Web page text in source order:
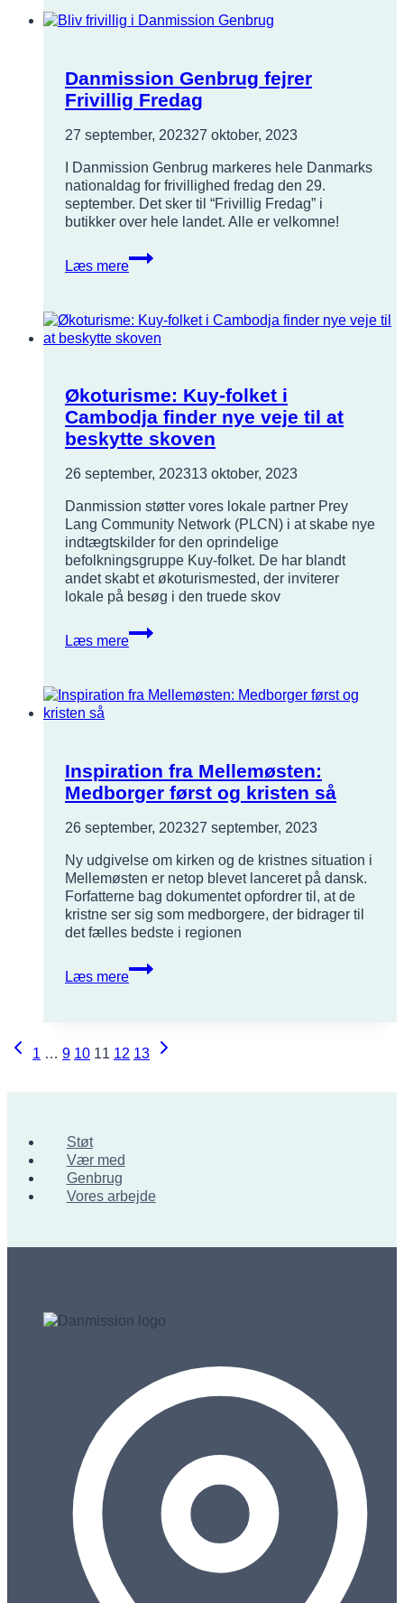
Danmission Genbrug fejrer
Frivillig Fredag
27 september, 202327 oktober, 2023
I Danmission Genbrug markeres hele Danmarks
nationaldag for frivillighed fredag den 29.
september. Det sker til “Frivillig Fredag” i
butikker over hele landet. Alle er velkomne!
Læs mere
Danmission
Genbrug
Fredag
Økoturisme: Kuy-folket i
Cambodja finder nye veje til at
beskytte skoven
26 september, 202313 oktober, 2023
Danmission støtter vores lokale partner Prey
Lang Community Network (PLCN) i at skabe nye
indtægtskilder for den oprindelige
befolkningsgruppe Kuy-folket. De har blandt
andet skabt et økoturismested, der inviterer
lokale på besøg i den truede skov
Læs mere
Økoturisme:
Kuy-
Cambodja
til
at
skoven
Inspiration fra Mellemøsten:
Medborger først og kristen så
26 september, 202327 september, 2023
Ny udgivelse om kirken og de kristnes situation i
Mellemøsten er netop blevet lanceret på dansk.
Forfatterne bag dokumentet opfordrer til, at de
kristne ser sig som medborgere, der bidrager til
det fælles bedste i regionen
Læs mere
Inspiration
fra
og
Side
Forrige
side
1 … 9 10 11 12 13
Næste
Støt
Vær med
Genbrug
Vores arbejde